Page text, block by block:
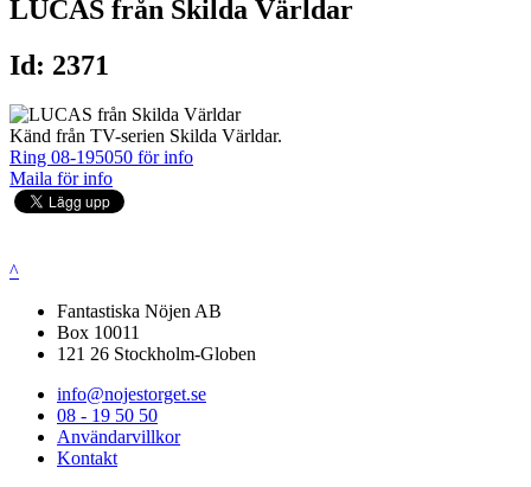
LUCAS från Skilda Världar
Id: 2371
Känd från TV-serien Skilda Världar.
Ring 08-195050 för info
Maila för info
^
Fantastiska Nöjen AB
Box 10011
121 26 Stockholm-Globen
info@nojestorget.se
08 - 19 50 50
Användarvillkor
Kontakt